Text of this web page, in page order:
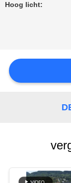
BLOG
PRIVACY
POLICY
Hoog licht: